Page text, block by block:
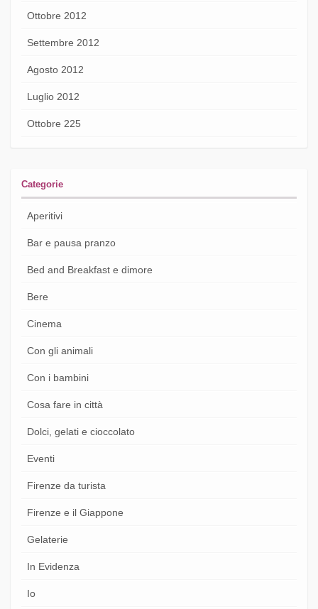
Ottobre 2012
Settembre 2012
Agosto 2012
Luglio 2012
Ottobre 225
Categorie
Aperitivi
Bar e pausa pranzo
Bed and Breakfast e dimore
Bere
Cinema
Con gli animali
Con i bambini
Cosa fare in città
Dolci, gelati e cioccolato
Eventi
Firenze da turista
Firenze e il Giappone
Gelaterie
In Evidenza
Io